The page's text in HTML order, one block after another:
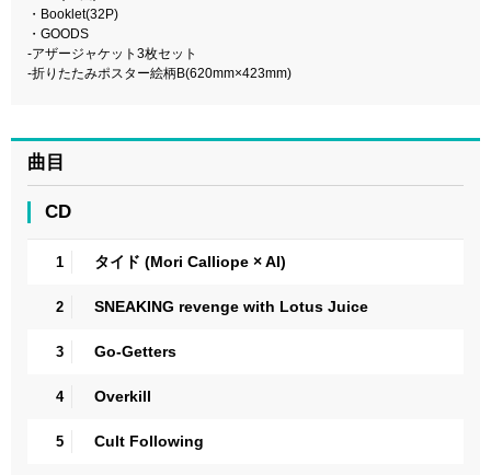
・Booklet(32P)
・GOODS
-アザージャケット3枚セット
-折りたたみポスター絵柄B(620mm×423mm)
曲目
CD
1 タイド (Mori Calliope × AI)
2 SNEAKING revenge with Lotus Juice
3 Go-Getters
4 Overkill
5 Cult Following